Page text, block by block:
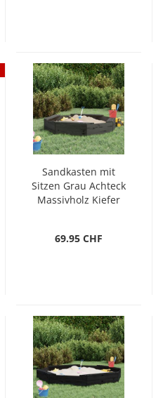
Sandkasten mit
Sitzen Grau Achteck
Massivholz Kiefer
69.95 CHF